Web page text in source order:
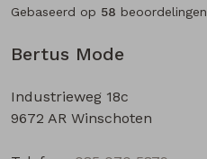
Bertus Mode
Industrieweg 18c
9672 AR Winschoten
Gebaseerd op 58 beoordelingen